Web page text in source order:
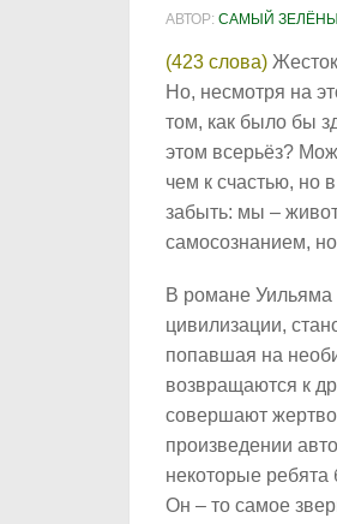
АВТОР: САМЫЙ
(423 слова)
Но, несмотря на
том, как было бы
этом всерьёз?
чем к счастью, но
забыть: мы –
самосознанием,
В романе Уильяма
цивилизации,
попавшая на
возвращаются к
совершают
произведении
некоторые ребята
Он – то самое